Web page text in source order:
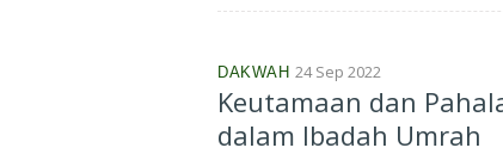
DAKWAH 24 Sep 2022
Keutamaan dan
dalam Ibadah Umrah